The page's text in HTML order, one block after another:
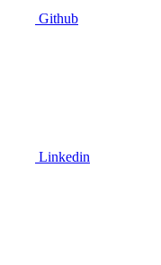
Github
Linkedin